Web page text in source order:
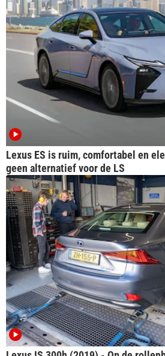
Lexus ES is ruim, comfortabel en
geen alternatief voor de LS